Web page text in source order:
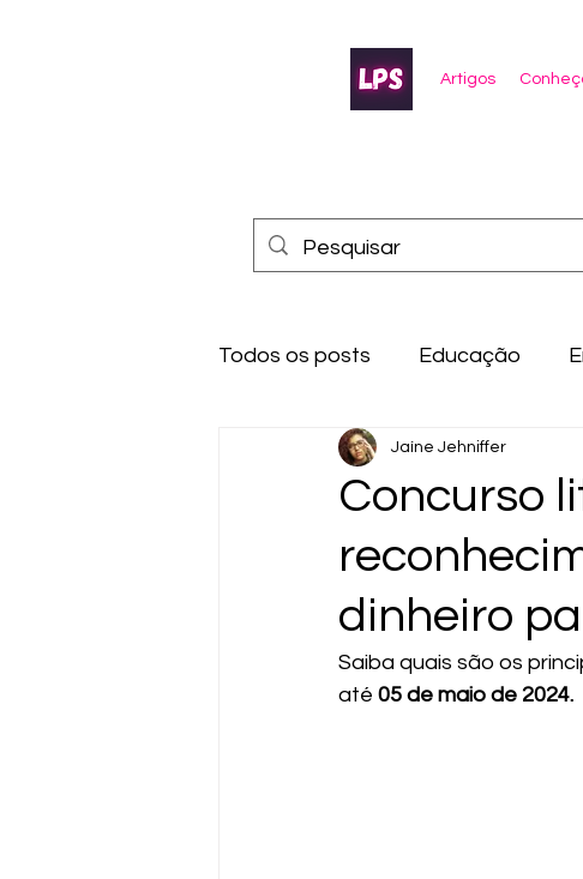
Artigos
Todos os posts Educação
Concurso
dinheiro
Jaíne Jehniffer
Saiba quais são os
até 05 de maio de 2024.